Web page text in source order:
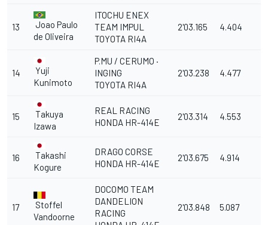
13
Joao Paulo
de Oliveira
ITOCHU ENEX
TEAM IMPUL
TOYOTA RI4A
2'03.165 4.404
14
Yuji
Kunimoto
P.MU / CERUMO ·
INGING
TOYOTA RI4A
2'03.238 4.477
15
Takuya
Izawa
REAL RACING
HONDA HR-414E
2'03.314 4.553
16
Takashi
Kogure
DRAGO CORSE
HONDA HR-414E
2'03.675 4.914
17
Stoffel
Vandoorne
DOCOMO TEAM
DANDELION
RACING
2'03.848 5.087